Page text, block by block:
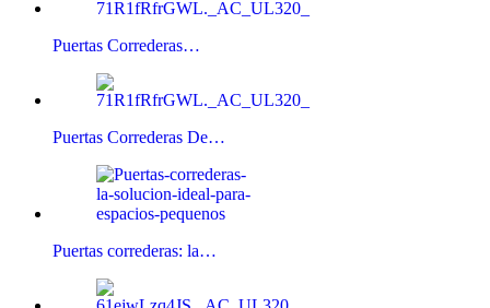
Puertas Correderas…
Puertas Correderas De…
Puertas correderas: la…